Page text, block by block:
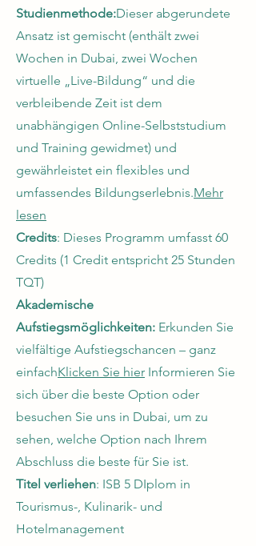
Studienmethode:Dieser abgerundete
Ansatz ist gemischt (enthält zwei
Wochen in Dubai, zwei Wochen
virtuelle „Live-Bildung“ und die
verbleibende Zeit ist dem
unabhängigen Online-Selbststudium
und Training gewidmet) und
gewährleistet ein flexibles und
umfassendes Bildungserlebnis.Mehr
lesen
Credits: Dieses Programm umfasst 60
Credits (1 Credit entspricht 25 Stunden
TQT)
Akademische
Aufstiegsmöglichkeiten: Erkunden Sie
vielfältige Aufstiegschancen – ganz
einfachKlicken Sie hier Informieren Sie
sich über die beste Option oder
besuchen Sie uns in Dubai, um zu
sehen, welche Option nach Ihrem
Abschluss die beste für Sie ist.
Titel verliehen: ISB 5 DIplom in
Tourismus-, Kulinarik- und
Hotelmanagement